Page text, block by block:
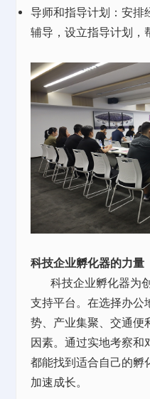
导师和指导计划：安排
辅导，设立指导计划，
科技企业孵化器的力量
科技企业孵化器为
支持平台。在选择办公
势、产业集聚、交通便
因素。通过实地考察和
都能找到适合自己的孵
加速成长。